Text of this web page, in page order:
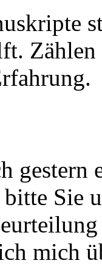
gestern
Sie
mich